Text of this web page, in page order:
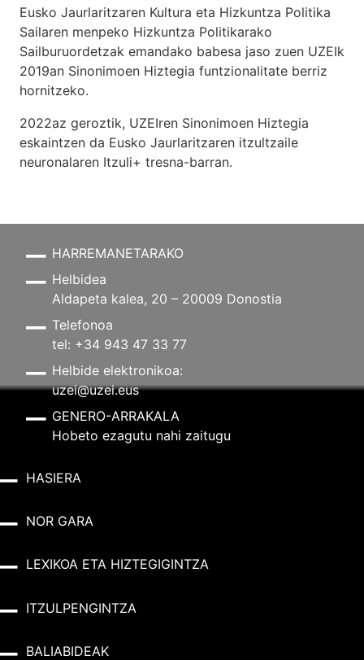
Eusko Jaurlaritzaren Kultura eta Hizkuntza Politika
Sailaren menpeko Hizkuntza Politikarako
Sailburuordetzak emandako babesa jaso zuen UZEIk
2019an Sinonimoen Hiztegia funtzionalitate berriz
hornitzeko.
2022az geroztik, UZEIren Sinonimoen Hiztegia
eskaintzen da Eusko Jaurlaritzaren itzultzaile
neuronalaren Itzuli+ tresna-barran.
HARREMANETARAKO
Helbidea
Aldapeta kalea, 20 – 20009 Donostia
Telefonoa
tel: +34 943 47 33 77
Helbide elektronikoa:
uzei@uzei.eus
GENERO-ARRAKALA
Hobeto ezagutu nahi zaitugu
HASIERA
NOR GARA
LEXIKOA ETA HIZTEGIGINTZA
ITZULPENGINTZA
BALIABIDEAK